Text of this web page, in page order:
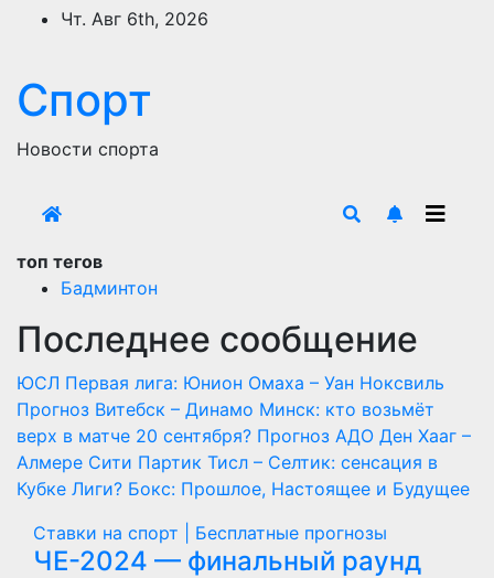
ПерейтиЧт. Авг 6th, 2026
Спорт
Новости спорта
топ тегов
Бадминтон
Последнее сообщение
ЮСЛ Первая лига: Юнион Омаха – Уан Ноксвиль
Прогноз Витебск – Динамо Минск: кто возьмёт
верх в матче 20 сентября? Прогноз АДО Ден Хааг –
Алмере Сити Партик Тисл – Селтик: сенсация в
Кубке Лиги? Бокс: Прошлое, Настоящее и Будущее
Ставки на спорт | Бесплатные прогнозы
ЧЕ-2024 — финальный раунд